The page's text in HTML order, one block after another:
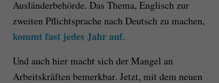
Ausländerbehörde. Das Thema, Englisch zur
zweiten Pflichtsprache nach Deutsch zu machen,
kommt fast jedes Jahr auf.
Und auch hier macht sich der Mangel an
Arbeitskräften bemerkbar. Jetzt, mit dem neuen